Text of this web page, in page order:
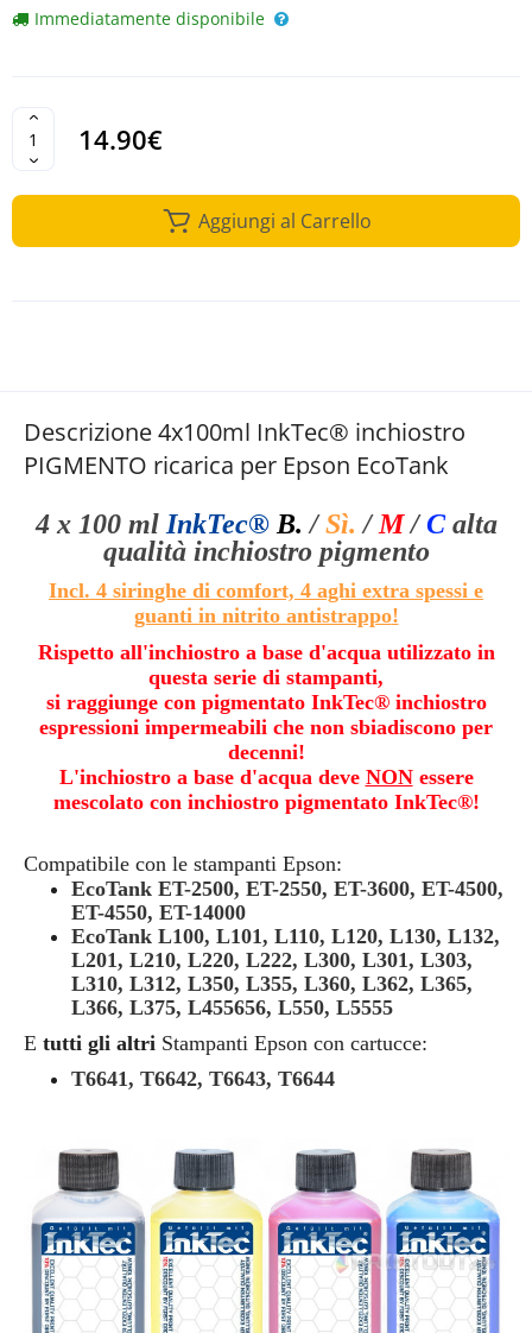
Immediatamente disponibile
14.90€
Aggiungi al Carrello
Descrizione 4x100ml InkTec® inchiostro
PIGMENTO ricarica per Epson EcoTank
4 x 100 ml InkTec® B. /Sì. /M/Calta
qualità inchiostro pigmento
Incl. 4 siringhe di comfort, 4 aghi extra spessi e
guanti in nitrito antistrappo!
Rispetto all'inchiostro a base d'acqua utilizzato in
questa serie di stampanti,
si raggiunge con pigmentato InkTec® inchiostro
espressioni impermeabili che non sbiadiscono per
decenni!
L'inchiostro a base d'acqua deve NONessere
mescolato con inchiostro pigmentato InkTec®!
Compatibile con le stampanti Epson:
EcoTank ET-2500, ET-2550, ET-3600, ET-4500,
ET-4550, ET-14000
EcoTank L100, L101, L110, L120, L130, L132,
L201, L210, L220, L222, L300, L301, L303,
L310, L312, L350, L355, L360, L362, L365,
L366, L375, L455656, L550, L5555
E tutti gli altri Stampanti Epson con cartucce:
T6641, T6642, T6643, T6644